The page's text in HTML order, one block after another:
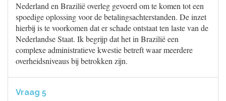
Nederland en Brazilië overleg gevoerd om te komen tot een
spoedige oplossing voor de betalingsachterstanden. De inzet
hierbij is te voorkomen dat er schade ontstaat ten laste van de
Nederlandse Staat. Ik begrijp dat het in Brazilië een
complexe administratieve kwestie betreft waar meerdere
overheidsniveaus bij betrokken zijn.
Vraag 5